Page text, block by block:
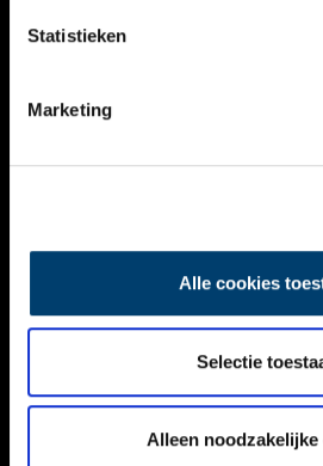
Statistieken
Marketing
Alle cookies
Selectie
Alleen
NIEUWSBRIEF
DISCLAIMER
TOEGANKELIJKHEID
Volg ONH op social media